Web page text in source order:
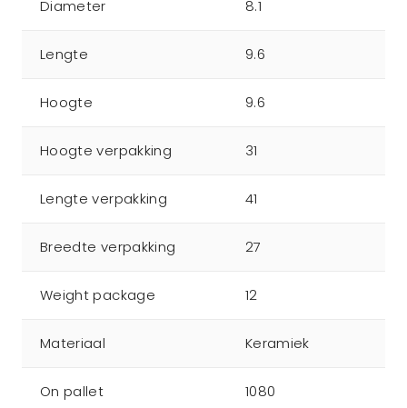
Diameter 8.1
Lengte 9.6
Hoogte 9.6
Hoogte verpakking 31
Lengte verpakking 41
Breedte verpakking 27
Weight package 12
Materiaal Keramiek
On pallet 1080